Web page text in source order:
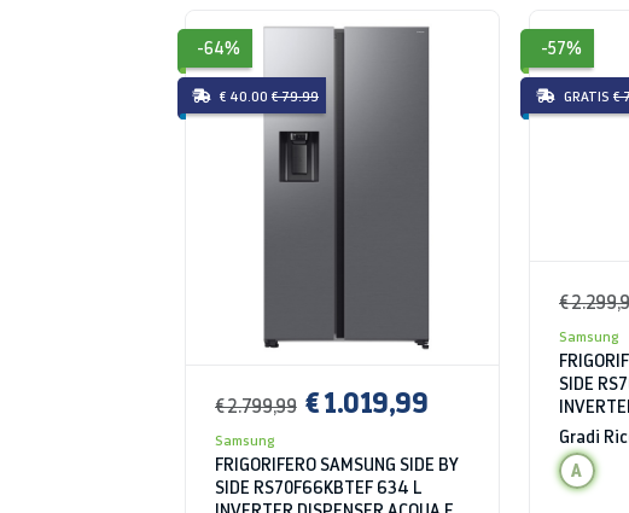
-64%
€ 40.00 € 79.99
€ 2.799,99 € 1.019,99
Samsung
FRIGORIFERO SAMSUNG SIDE BY
SIDE RS70F66KBTEF 634 L
-57%
GRATIS €
€
Samsung
SIDE
CLASSE E
Gradi
A